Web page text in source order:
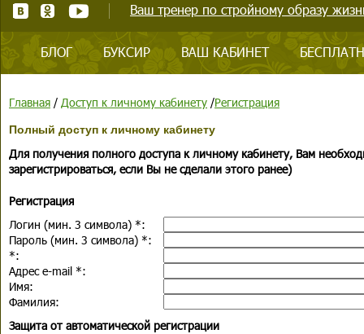
Ваш тренер по стройному образу
БЛОГ БУКСИР ВАШ КАБИНЕТ
Главная / Доступ к личному кабинету /Регистрация
Полный доступ к личному кабинету
Для получения полного доступа к личному кабинету, Вам
зарегистрироваться, если Вы не сделали этого ранее)
Регистрация
Логин (мин. 3 символа) *:
Пароль (мин. 3 символа) *:
*:
Адрес e-mail *:
Имя:
Фамилия:
Защита от автоматической регистрации